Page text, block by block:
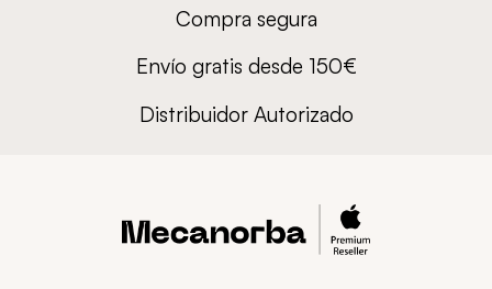
Compra segura
Envío gratis desde 150€
Distribuidor Autorizado